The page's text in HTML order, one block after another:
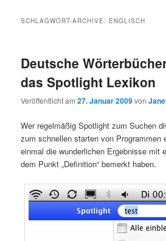
wechseln
SCHLAGWORT-ARCHIVE: ENGLISCH
Deutsche
das Spotlight Lexikon
Veröffentlicht am27. Januar 2009von
Wer regelmäßig Spotlight zum Suchen
zum schnellen starten von Programmen
einmal die wunderlichen Ergebnisse mit
dem Punkt „Definition“ bemerkt haben.